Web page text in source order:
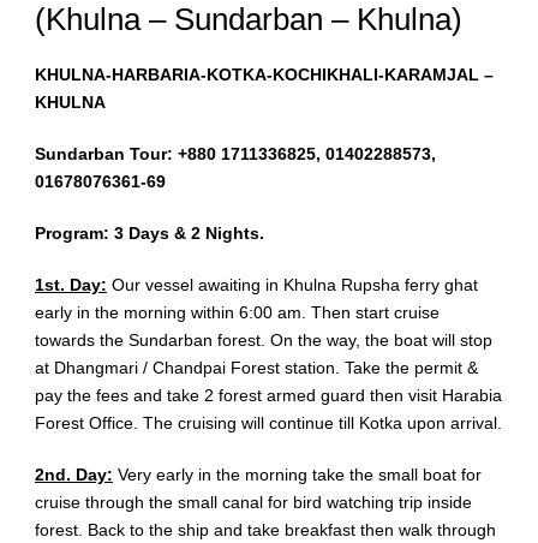
(Khulna – Sundarban – Khulna)
KHULNA-HARBARIA-KOTKA-KOCHIKHALI-KARAMJAL –
KHULNA
Sundarban Tour: +880 1711336825, 01402288573,
01678076361-69
Program: 3 Days & 2 Nights.
1st. Day: Our vessel awaiting in Khulna Rupsha ferry ghat
early in the morning within 6:00 am. Then start cruise
towards the Sundarban forest. On the way, the boat will stop
at Dhangmari / Chandpai Forest station. Take the permit &
pay the fees and take 2 forest armed guard then visit Harabia
Forest Office. The cruising will continue till Kotka upon arrival.
2nd. Day: Very early in the morning take the small boat for
cruise through the small canal for bird watching trip inside
forest. Back to the ship and take breakfast then walk through